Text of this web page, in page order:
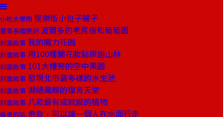
小吃大學問 民樂街小包子腸子
董事長嬉遊記 波爾多的老民宿和葡萄園
封面故事 我的魔力花園
封面故事 用100種蘭花妝點原始山林
封面故事 101大樓旁的空中果園
封面故事 發現北市最多樣的水生池
封面故事 瀕絕鳳蝶的復育天堂
封面故事 八款最有成就感的植物
編者的話 抱負，可以讓一個人在水面行走